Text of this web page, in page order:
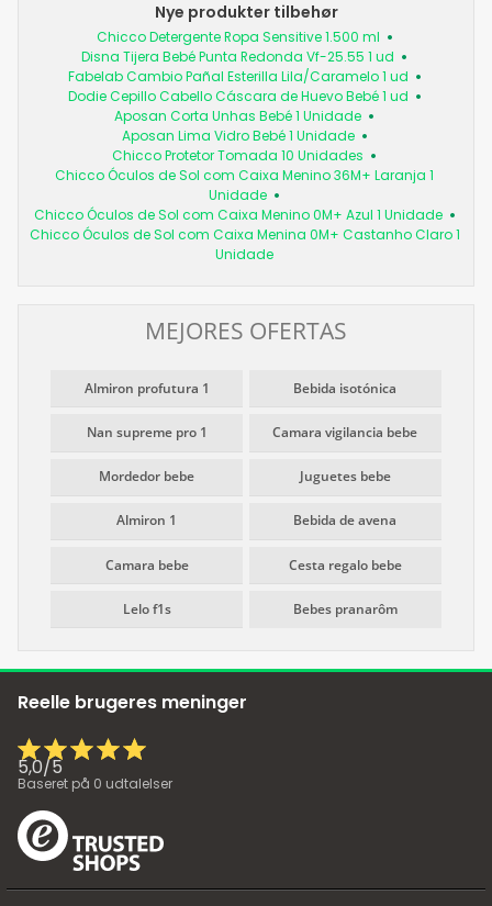
Nye produkter tilbehør
Chicco Detergente Ropa Sensitive 1.500 ml
Disna Tijera Bebé Punta Redonda Vf-25.55 1 ud
Fabelab Cambio Pañal Esterilla Lila/Caramelo 1 ud
Dodie Cepillo Cabello Cáscara de Huevo Bebé 1 ud
Aposan Corta Unhas Bebé 1 Unidade
Aposan Lima Vidro Bebé 1 Unidade
Chicco Protetor Tomada 10 Unidades
Chicco Óculos de Sol com Caixa Menino 36M+ Laranja 1
Unidade
Chicco Óculos de Sol com Caixa Menino 0M+ Azul 1 Unidade
Chicco Óculos de Sol com Caixa Menina 0M+ Castanho Claro 1
Unidade
MEJORES OFERTAS
Almiron profutura 1 Bebida isotónica
Nan supreme pro 1 Camara vigilancia bebe
Mordedor bebe Juguetes bebe
Almiron 1 Bebida de avena
Camara bebe Cesta regalo bebe
Lelo f1s Bebes pranarôm
Reelle brugeres meninger
5,0/5
Baseret på 0 udtalelser